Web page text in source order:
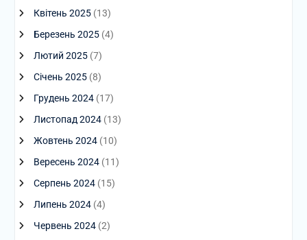
Квітень 2025(13)
Березень 2025(4)
Лютий 2025(7)
Січень 2025(8)
Грудень 2024(17)
Листопад 2024(13)
Жовтень 2024(10)
Вересень 2024(11)
Серпень 2024(15)
Липень 2024(4)
Червень 2024(2)